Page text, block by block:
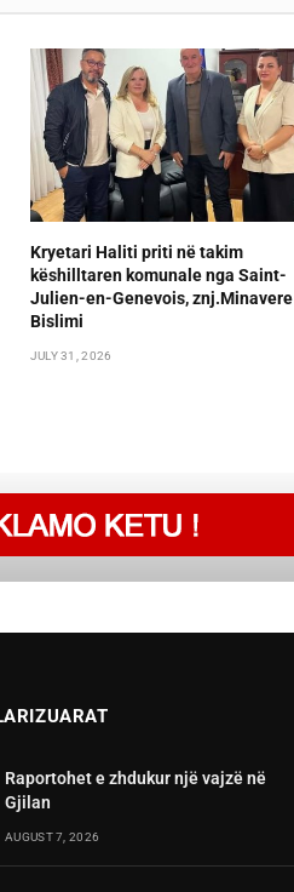
Kryetari Haliti priti në takim
këshilltaren komunale nga Saint-
Julien-en-Genevois, znj.Minavere
Bislimi
JULY 31, 2026
Raportohet e zhdukur një vajzë në
Gjilan
AUGUST 7, 2026